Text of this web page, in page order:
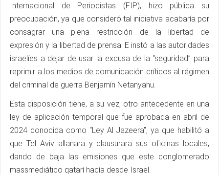
Internacional de Periodistas (FIP), hizo pública su
preocupación, ya que consideró tal iniciativa acabaría por
consagrar una plena restricción de la libertad de
expresión y la libertad de prensa. E instó a las autoridades
israelíes a dejar de usar la excusa de la “seguridad” para
reprimir a los medios de comunicación críticos al régimen
del criminal de guerra Benjamín Netanyahu.
Esta disposición tiene, a su vez, otro antecedente en una
ley de aplicación temporal que fue aprobada en abril de
2024 conocida como “Ley Al Jazeera”, ya que habilitó a
que Tel Aviv allanara y clausurara sus oficinas locales,
dando de baja las emisiones que este conglomerado
massmediático qatarí hacía desde Israel.